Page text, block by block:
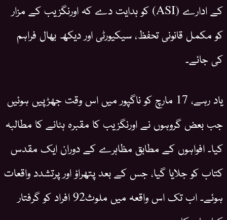
کے ادارے (ASI) کو ہدایت دے کہ اورنگزیب کے مزار
کو مکمل قانونی تحفظ، سیکیورٹی اور دیکھ بھال فراہم
کی جائے۔
یاد رہے، 17 مارچ کو ناگپور میں اس وقت جھڑپیں ہوئیں
جب بعض گروہوں نے اورنگزیب کا مقبرہ ہٹانے کا مطالبہ
کیا۔ افواہوں کے مطابق مظاہرے کے دوران ایک مقدس
کتاب کو جلایا گیا، جس کے بعد پتھراؤ اور پرتشدد واقعات
ہوئے۔ اب تک اس واقعہ میں ملوث92 افراد کو گرفتار